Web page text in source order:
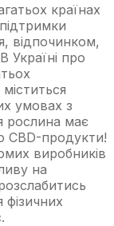
країнах
відпочинком,
Україні про
умовах з
має
продукти!
виробників
на
фізичних